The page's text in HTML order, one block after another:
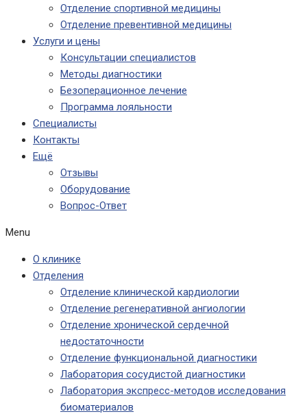
Отделение спортивной медицины
Отделение превентивной медицины
Услуги и цены
Консультации специалистов
Методы диагностики
Безоперационное лечение
Программа лояльности
Специалисты
Контакты
Ещё
Отзывы
Оборудование
Вопрос-Ответ
Menu
О клинике
Отделения
Отделение клинической кардиологии
Отделение регенеративной ангиологии
Отделение хронической сердечной
недостаточности
Отделение функциональной диагностики
Лаборатория сосудистой диагностики
Лаборатория экспресс-методов исследования
биоматериалов